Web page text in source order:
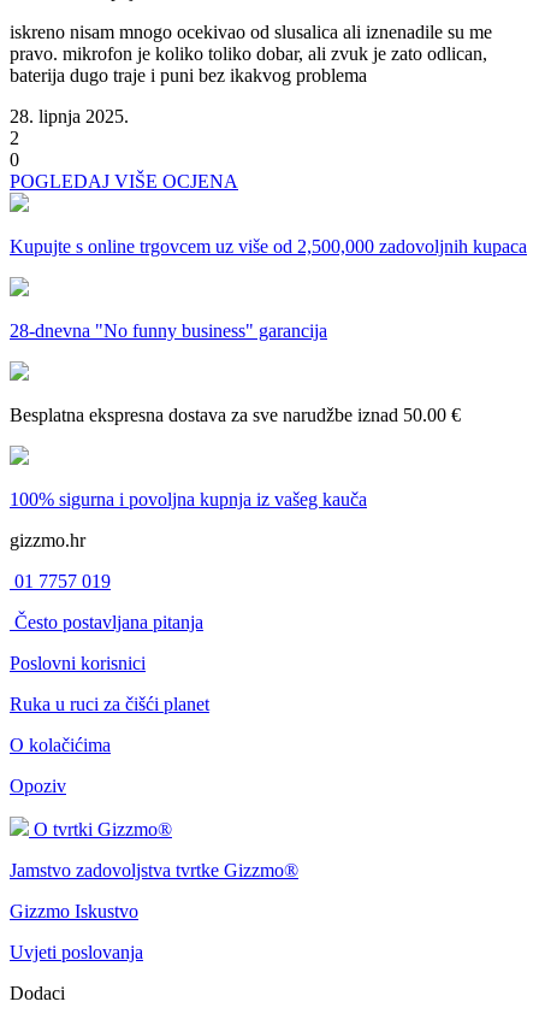
iskreno nisam mnogo ocekivao od slusalica ali iznenadile su me
pravo. mikrofon je koliko toliko dobar, ali zvuk je zato odlican,
baterija dugo traje i puni bez ikakvog problema
28. lipnja 2025.
2
0
POGLEDAJ VIŠE OCJENA
Kupujte s online trgovcem uz više od 2,500,000 zadovoljnih kupaca
28-dnevna "No funny business" garancija
Besplatna ekspresna dostava za sve narudžbe iznad 50.00 €
100% sigurna i povoljna kupnja iz vašeg kauča
gizzmo.hr
01 7757 019
Često postavljana pitanja
Poslovni korisnici
Ruka u ruci za čišći planet
O kolačićima
Opoziv
O tvrtki Gizzmo®
Jamstvo zadovoljstva tvrtke Gizzmo®
Gizzmo Iskustvo
Uvjeti poslovanja
Dodaci